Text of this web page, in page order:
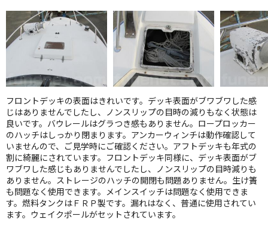
フロントデッキの表面はきれいです。デッキ表面がブワブワした感
じはありませんでしたし、ノンスリップの目時の減りもなく状態は
良いです。バウレールはグラつき感もありません。ロープロッカー
のハッチはしっかり閉まります。アンカーウィンチは動作確認して
いませんので、ご見学時にご確認ください。アフトデッキも年式の
割に綺麗にされています。フロントデッキ同様に、デッキ表面がブ
ワブワした感じもありませんでしたし、ノンスリップの目時減りも
ありません。ストレージのハッチの開閉も問題ありません。生け簀
も問題なく使用できます。メインスイッチは問題なく使用できま
す。燃料タンクはＦＲＰ製です。漏れはなく、普通に使用されてい
ます。ウェイクポールがセットされています。